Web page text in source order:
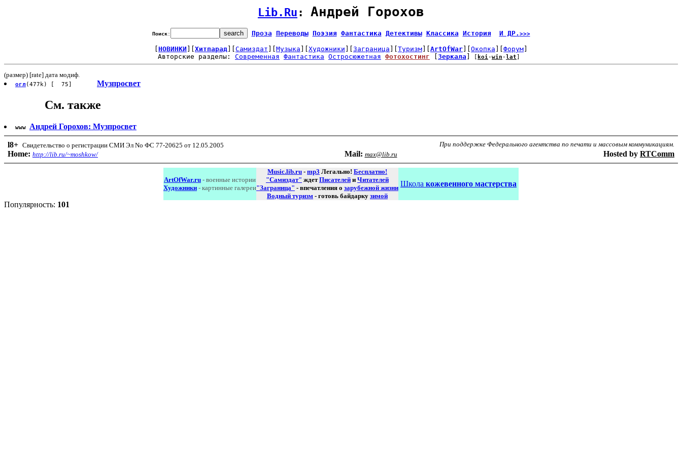
Lib.Ru : Андрей Горохов
Поиск: Проза Переводы Поэзия Фантастика Детективы Классика История И ДР. >>>
НОВИНКИ Хитпарад Самиздат Музыка Художники Заграница Туризм ArtOfWar Окопка Форум
Авторские разделы: Современная Фантастика Остросюжетная Фотохостинг Зеркала koi-win- lat
(размер) [rate] дата модиф.
огл (477k) [ 75] Музпросвет
См. также
www Андрей Горохов: Музпросвет
l8+ Свидетельство о регистрации СМИ Эл No ФС 77-20625 от 12.05.2005 При поддержке Федерального агентства по печати и массовым коммуникациям.
Home: http://lib.ru/~moshkow/ Маil: max@lib.ru Hosted by RTComm
ArtOfWar.ru - военные истории
Художники - картинные галереи
Music.lib.ru - mp3 Легально! Бесплатно!
"Самиздат" ждетПисателей и Читателей
"Заграница" - впечатления о зарубежной жизни
Водный туризм - готовь байдарку зимой
Школа кожевенного мастерства
Популярность: 101